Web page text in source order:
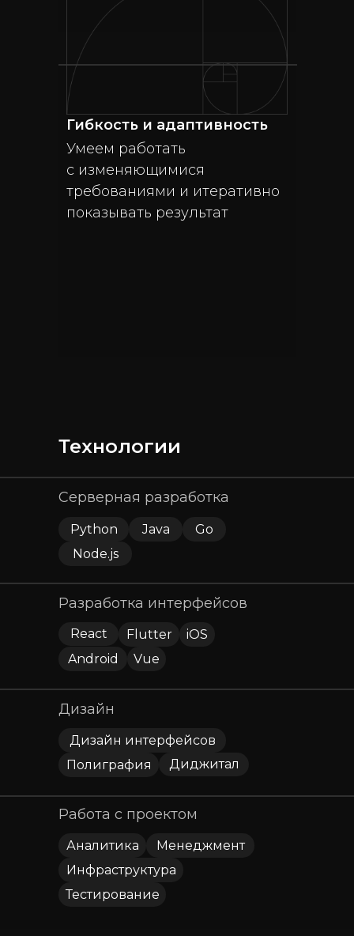
Гибкость и адаптивность
Умеем работать
с изменяющимися
требованиями и итеративно
показывать результат
Технологии
Серверная разработка
Python Java
Go
Node.js
Разработка интерфейсов
React Flutter
iOS
Android
Vue
Дизайн
Дизайн интерфейсов
Полиграфия
Диджитал
Работа с проектом
Аналитика
Менеджмент
Инфраструктура
Тестирование